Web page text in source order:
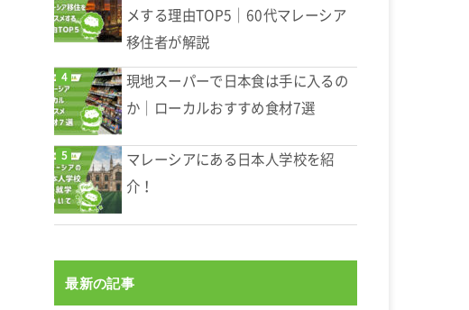
メする理由TOP5｜60代マレーシア
移住者が解説
現地スーパーで日本食は手に入るの
か｜ローカルおすすめ食材7選
マレーシアにある日本人学校を紹
介！
最新の記事